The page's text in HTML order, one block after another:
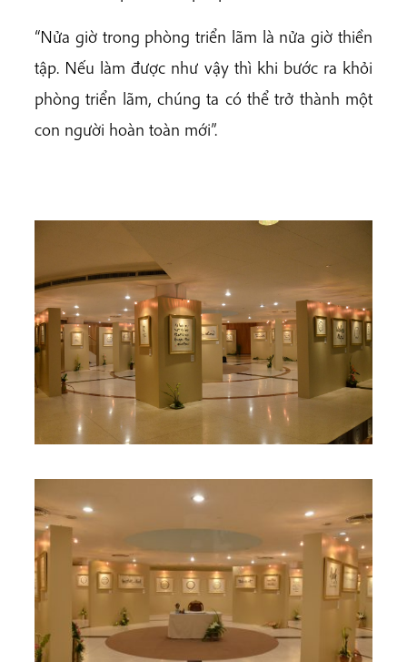
“Nửa giờ trong phòng triển lãm là nửa giờ thiền
tập. Nếu làm được như vậy thì khi bước ra khỏi
phòng triển lãm, chúng ta có thể trở thành một
con người hoàn toàn mới”.